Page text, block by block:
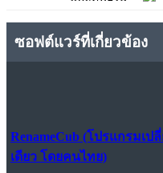
ซอฟต์แวร์ที่เกี่ยวข้อง
RenameCub (โปรแกรมเ
เดียว โดยคนไทย)